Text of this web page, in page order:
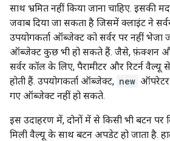
साथ भ्रमित नहीं किया जाना चाहिए. इसकी
जवाब दिया जा सकता है जिसमें क्लाइंट ने
उपयोगकर्ता ऑब्जेक्ट को सर्वर पर नहीं भेजा
ऑब्जेक्ट कुछ भी हो सकते हैं. जैसे, फ़ंक्शन
सर्वर कॉल के लिए, पैरामीटर और रिटर्न वैल्यू
होती हैं. उपयोगकर्ता ऑब्जेक्ट, new ऑपरेटर
गए ऑब्जेक्ट नहीं हो सकते.
इस उदाहरण में, दोनों में से किसी भी बटन
मिली वैल्यू के साथ बटन अपडेट हो जाता है.